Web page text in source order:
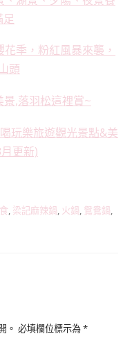
季，粉紅風暴來襲，
頭
,落羽松這裡賞~
玩樂旅遊觀光景點&美
更新)
, 梁記麻辣鍋, 火鍋, 鴛鴦鍋,
。 必填欄位標示為*